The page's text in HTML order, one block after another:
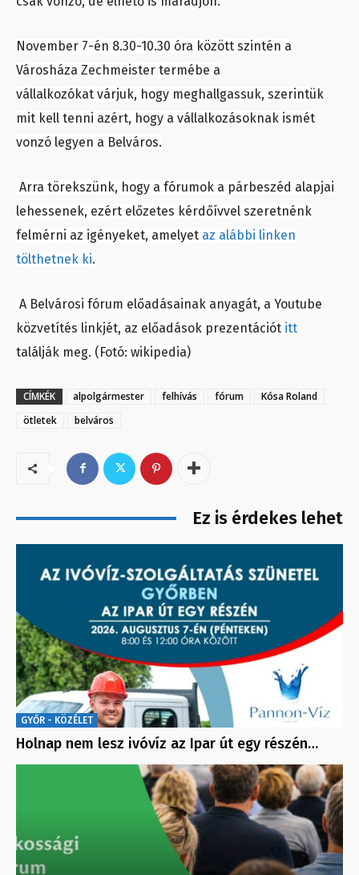
November 7-én 8.30-10.30 óra között szintén a
Városháza Zechmeister termébe a
vállalkozókat várjuk, hogy meghallgassuk, szerintük
mit kell tenni azért, hogy a vállalkozásoknak ismét
vonzó legyen a Belváros.
Arra törekszünk, hogy a fórumok a párbeszéd alapjai
lehessenek, ezért előzetes kérdőívvel szeretnénk
felmérni az igényeket, amelyet az alábbi linken
tölthetnek ki.
A Belvárosi fórum előadásainak anyagát, a Youtube
közvetítés linkjét, az előadások prezentációt itt
találják meg. (Fotó: wikipedia)
CÍMKÉK alpolgármester felhívás fórum
Kósa Roland
ötletek
belváros
Ez is érdekes lehet
GYŐR - KÖZÉLET
Holnap nem lesz ivóvíz az Ipar út egy részén…